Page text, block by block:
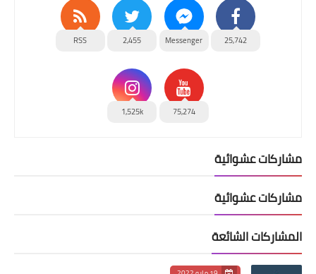
25,742
Messenger
2,455
RSS
75,274
1,525k
مشاركات عشوائية
مشاركات عشوائية
المشاركات الشائعة